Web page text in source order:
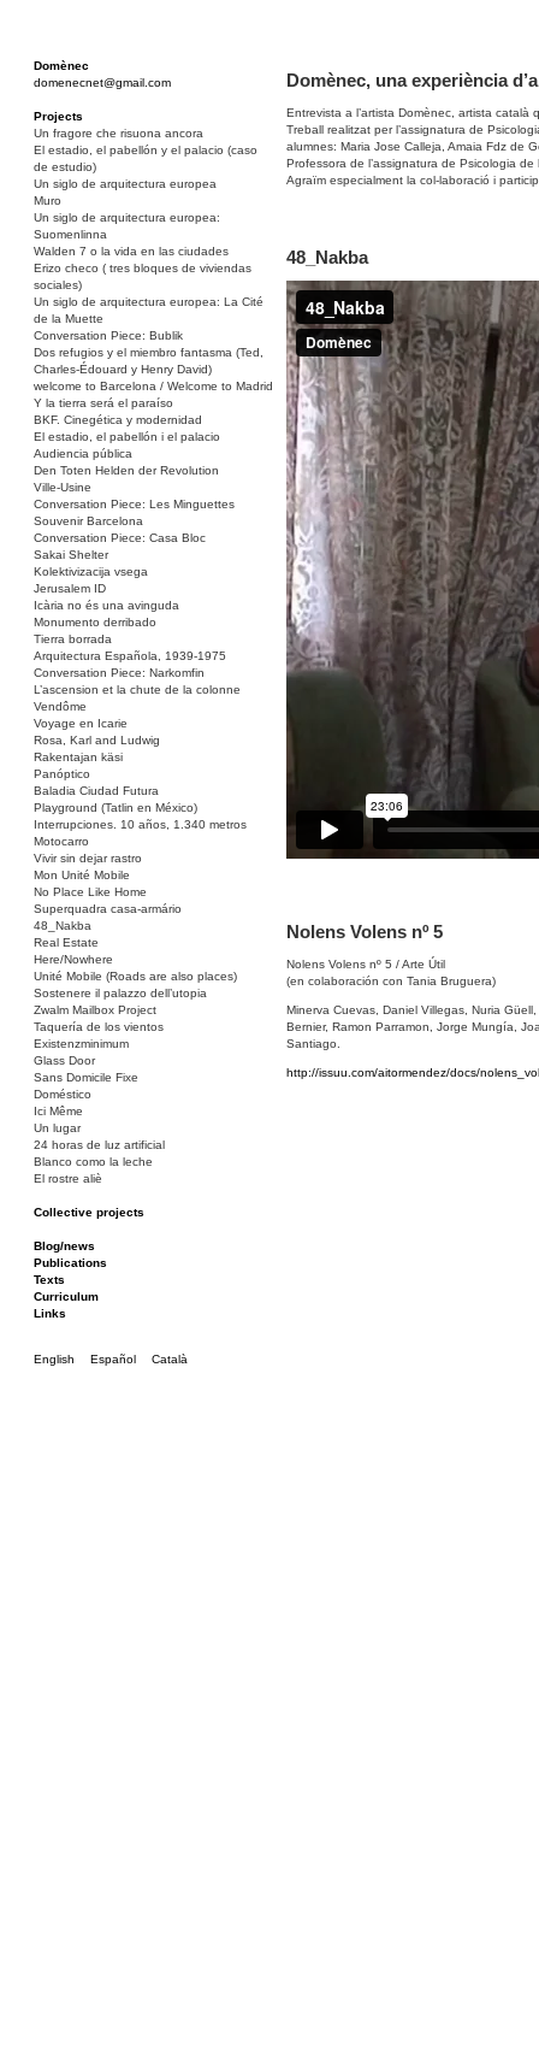
Domènec
domenecnet@gmail.com
Projects
Un fragore che risuona ancora
El estadio, el pabellón y el palacio (caso
de estudio)
Un siglo de arquitectura europea
Muro
Un siglo de arquitectura europea:
Suomenlinna
Walden 7 o la vida en las ciudades
Erizo checo ( tres bloques de viviendas
sociales)
Un siglo de arquitectura europea: La Cité
de la Muette
Conversation Piece: Bublik
Dos refugios y el miembro fantasma (Ted,
Charles-Édouard y Henry David)
welcome to Barcelona / Welcome to Madrid
Y la tierra será el paraíso
BKF. Cinegética y modernidad
El estadio, el pabellón i el palacio
Audiencia pública
Den Toten Helden der Revolution
Ville-Usine
Conversation Piece: Les Minguettes
Souvenir Barcelona
Conversation Piece: Casa Bloc
Sakai Shelter
Kolektivizacija vsega
Jerusalem ID
Icària no és una avinguda
Monumento derribado
Tierra borrada
Arquitectura Española, 1939-1975
Conversation Piece: Narkomfin
L’ascension et la chute de la colonne
Vendôme
Voyage en Icarie
Rosa, Karl and Ludwig
Rakentajan käsi
Panóptico
Baladia Ciudad Futura
Playground (Tatlin en México)
Interrupciones. 10 años, 1.340 metros
Motocarro
Vivir sin dejar rastro
Mon Unité Mobile
No Place Like Home
Superquadra casa-armário
48_Nakba
Real Estate
Here/Nowhere
Unité Mobile (Roads are also places)
Sostenere il palazzo dell’utopia
Zwalm Mailbox Project
Taquería de los vientos
Existenzminimum
Glass Door
Sans Domicile Fixe
Doméstico
Ici Même
Un lugar
24 horas de luz artificial
Blanco como la leche
El rostre aliè
Collective projects
Ciza Muzej
Roulotte
Canòdrom/Canòdrom
ON Prat
Rieres/Rambles
Blog/news
Publications
Texts
Curriculum
Links
English Español Català
Domènec, una experiència
Entrevista a l’artista Domènec, artista català
Treball realitzat per l’assignatura de
alumnes: Maria Jose Calleja, Amaia Fdz de
Professora de l’assignatura de Psicologia de
Agraïm especialment la col-laboració i
48_Nakba
Nolens Volens nº 5
Nolens Volens nº 5 / Arte Útil
(en colaboración con Tania Bruguera)
Minerva Cuevas, Daniel Villegas, Nuria
Bernier, Ramon Parramon, Jorge Mungía,
Santiago.
http://issuu.com/aitormendez/docs/